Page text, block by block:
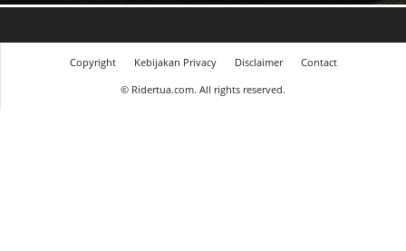
Copyright Kebijakan Privacy Disclaimer
Contact
© Ridertua.com. All rights reserved.